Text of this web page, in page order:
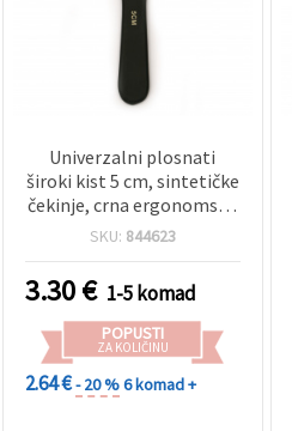
Univerzalni plosnati
široki kist 5 cm, sintetičke
čekinje, crna ergonomska
drška i metalna ferula –
lak i dekupaž
SKU: 844623
3.30€ 1-5 komad
POPUSTI
ZA KOLIČINU
2.64 €- 20 %6 komad +